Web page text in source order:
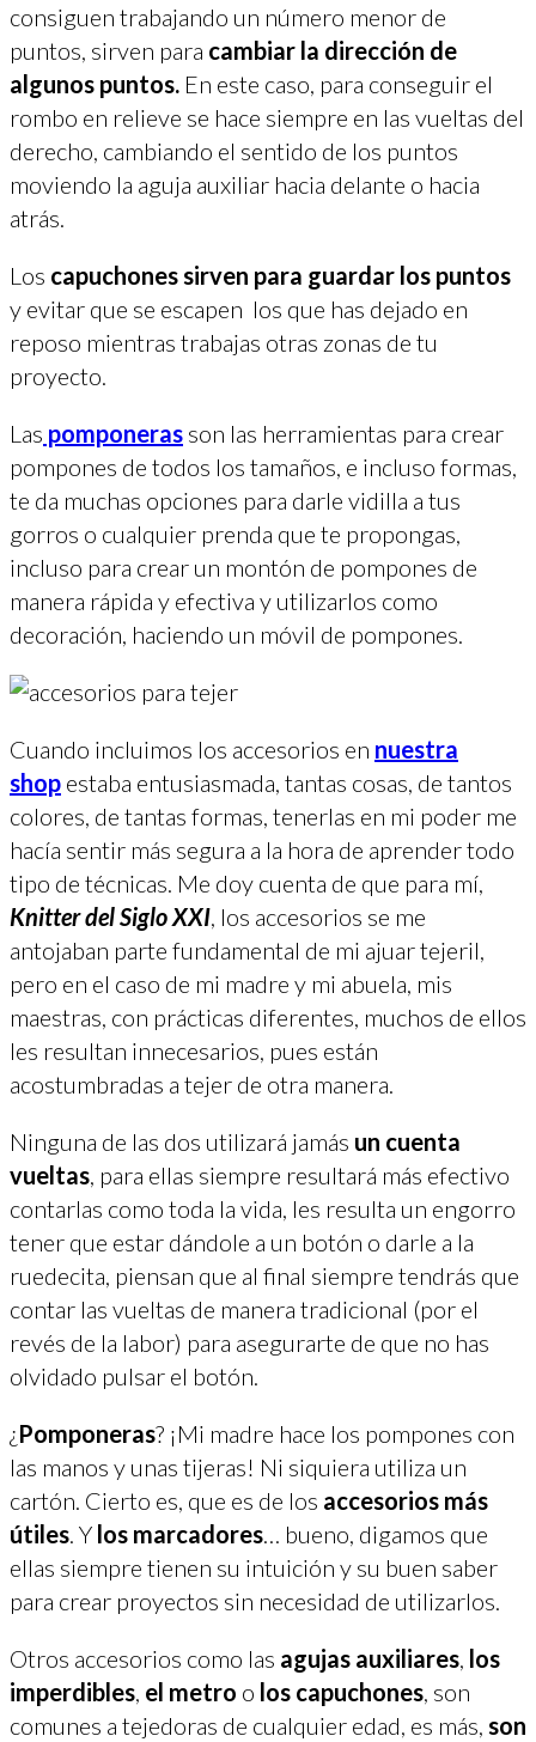
consiguen trabajando un número menor de
puntos, sirven para cambiar la dirección de
algunos puntos. En este caso, para conseguir el
rombo en relieve se hace siempre en las vueltas del
derecho, cambiando el sentido de los puntos
moviendo la aguja auxiliar hacia delante o hacia
atrás.
Los capuchones sirven para guardar los puntos
y evitar que se escapen los que has dejado en
reposo mientras trabajas otras zonas de tu
proyecto.
Las pomponeras son las herramientas para crear
pompones de todos los tamaños, e incluso formas,
te da muchas opciones para darle vidilla a tus
gorros o cualquier prenda que te propongas,
incluso para crear un montón de pompones de
manera rápida y efectiva y utilizarlos como
decoración, haciendo un móvil de pompones.
Cuando incluimos los accesorios en nuestra
shop estaba entusiasmada, tantas cosas, de tantos
colores, de tantas formas, tenerlas en mi poder me
hacía sentir más segura a la hora de aprender todo
tipo de técnicas. Me doy cuenta de que para mí,
Knitter del Siglo XXI, los accesorios se me
antojaban parte fundamental de mi ajuar tejeril,
pero en el caso de mi madre y mi abuela, mis
maestras, con prácticas diferentes, muchos de ellos
les resultan innecesarios, pues están
acostumbradas a tejer de otra manera.
Ninguna de las dos utilizará jamás un cuenta
vueltas, para ellas siempre resultará más efectivo
contarlas como toda la vida, les resulta un engorro
tener que estar dándole a un botón o darle a la
ruedecita, piensan que al final siempre tendrás que
contar las vueltas de manera tradicional (por el
revés de la labor) para asegurarte de que no has
olvidado pulsar el botón.
¿Pomponeras? ¡Mi madre hace los pompones con
las manos y unas tijeras! Ni siquiera utiliza un
cartón. Cierto es, que es de los accesorios más
útiles. Y los marcadores… bueno, digamos que
ellas siempre tienen su intuición y su buen saber
para crear proyectos sin necesidad de utilizarlos.
Otros accesorios como las agujas auxiliares, los
imperdibles, el metro o los capuchones, son
comunes a tejedoras de cualquier edad, es más, son